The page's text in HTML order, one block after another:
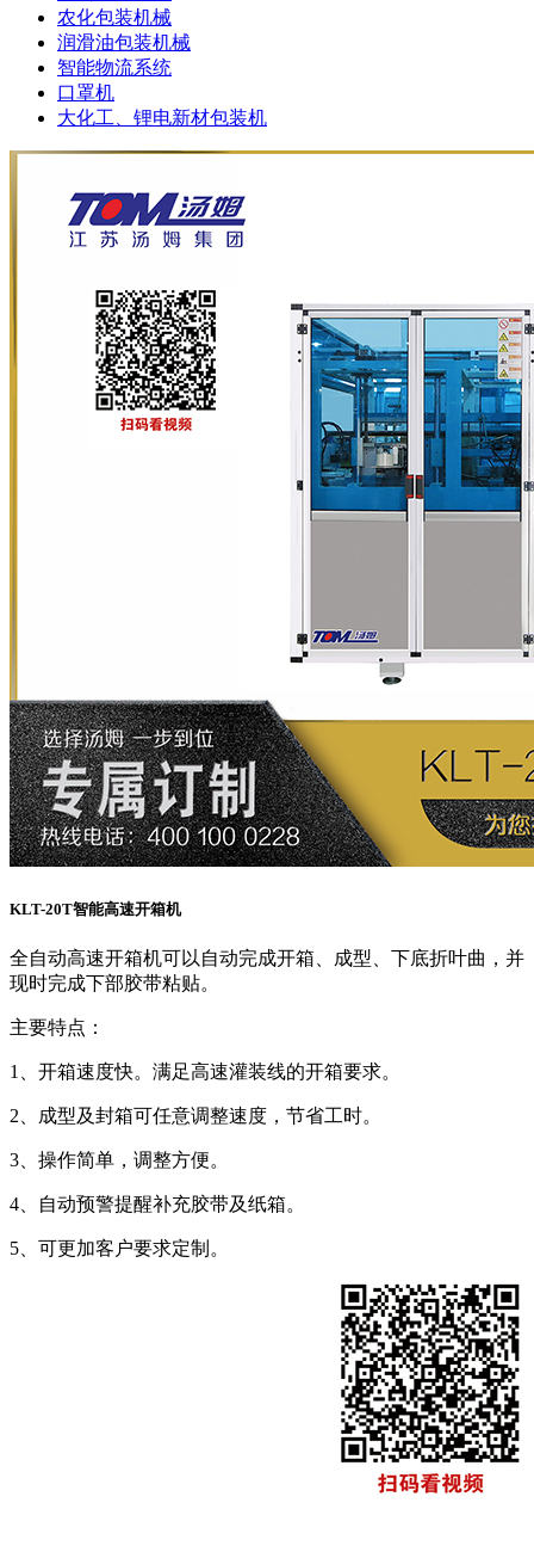
农化包装机械
润滑油包装机械
智能物流系统
口罩机
大化工、锂电新材包装机
KLT-20T智能高速开箱机
全自动高速开箱机可以自动完成开箱、成型、下底折叶曲，并
现时完成下部胶带粘贴。
主要特点：
1、开箱速度快。满足高速灌装线的开箱要求。
2、成型及封箱可任意调整速度，节省工时。
3、操作简单，调整方便。
4、自动预警提醒补充胶带及纸箱。
5、可更加客户要求定制。